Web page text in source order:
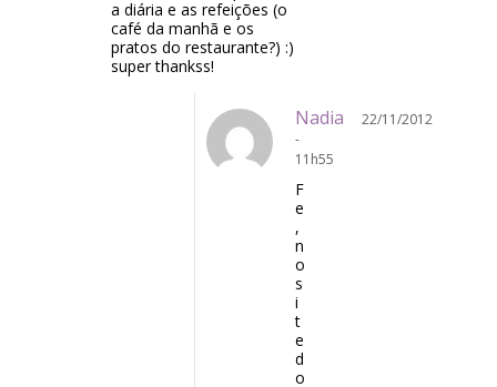
a diária e as refeições (o
café da manhã e os
pratos do restaurante?) :)
super thankss!
Nadia
22/11/2012
-
11h55
F
e
,
n
o
s
i
t
e
d
o